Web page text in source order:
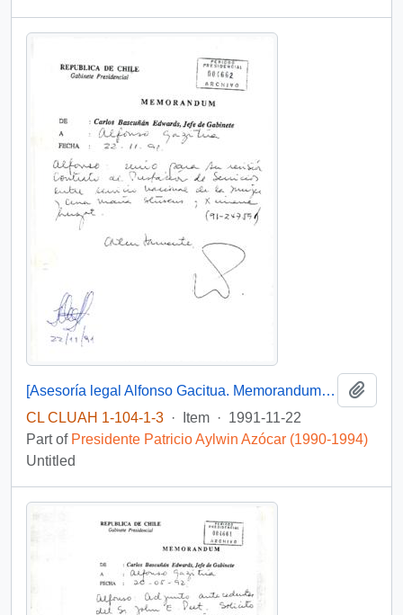
[Asesoría legal Alfonso Gacitua. Memorandum de Carlos Bascuñán, Jefe de Gabinete]
CL CLUAH 1-104-1-3 · Item · 1991-11-22
Part of Presidente Patricio Aylwin Azócar (1990-1994)
Untitled